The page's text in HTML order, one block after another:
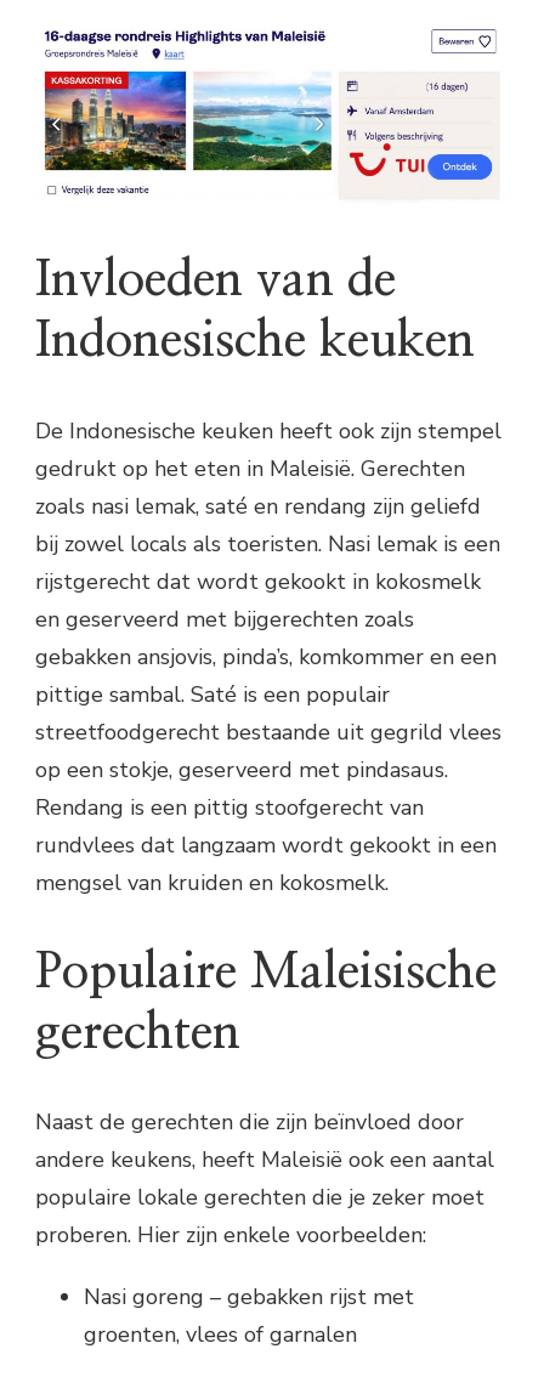
Invloeden van de
Indonesische keuken
De Indonesische keuken heeft ook zijn stempel
gedrukt op het eten in Maleisië. Gerechten
zoals nasi lemak, saté en rendang zijn geliefd
bij zowel locals als toeristen. Nasi lemak is een
rijstgerecht dat wordt gekookt in kokosmelk
en geserveerd met bijgerechten zoals
gebakken ansjovis, pinda’s, komkommer en een
pittige sambal. Saté is een populair
streetfoodgerecht bestaande uit gegrild vlees
op een stokje, geserveerd met pindasaus.
Rendang is een pittig stoofgerecht van
rundvlees dat langzaam wordt gekookt in een
mengsel van kruiden en kokosmelk.
Populaire Maleisische
gerechten
Naast de gerechten die zijn beïnvloed door
andere keukens, heeft Maleisië ook een aantal
populaire lokale gerechten die je zeker moet
proberen. Hier zijn enkele voorbeelden:
Nasi goreng – gebakken rijst met
groenten, vlees of garnalen